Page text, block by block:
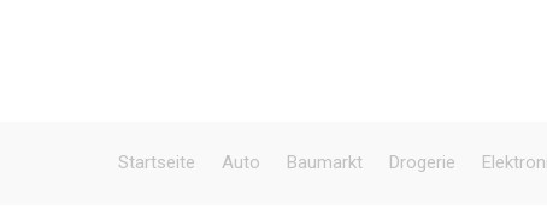
Startseite Auto Baumarkt Drogerie